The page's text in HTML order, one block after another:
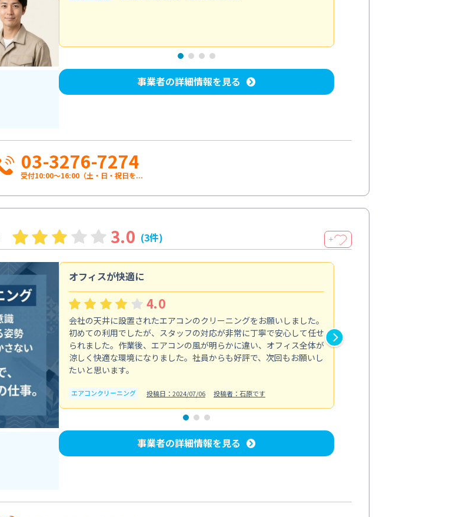
事業者の詳細情報を見る
03-3276-7274
受付10:00〜16:00（土・日・祝日を...
3.0 (3件) ＋
オフィスが快適に
4.0
会社の天井に設置されたエアコンのクリーニングをお願いしました。
初めての利用でしたが、スタッフの対応が非常に丁寧で安心して任せ
られました。作業後、エアコンの風が明らかに違い、オフィス全体が
涼しく快適な環境になりました。社員からも好評で、次回もお願いし
たいと思います。
エアコンクリーニング 投稿日：2024/07/06 投稿者：石原です
事業者の詳細情報を見る